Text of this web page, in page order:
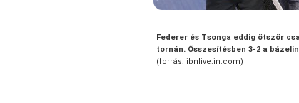
Federer és Tsonga eddig ötször
tornán. Összesítésben 3-2 a
(forrás: ibnlive.in.com)